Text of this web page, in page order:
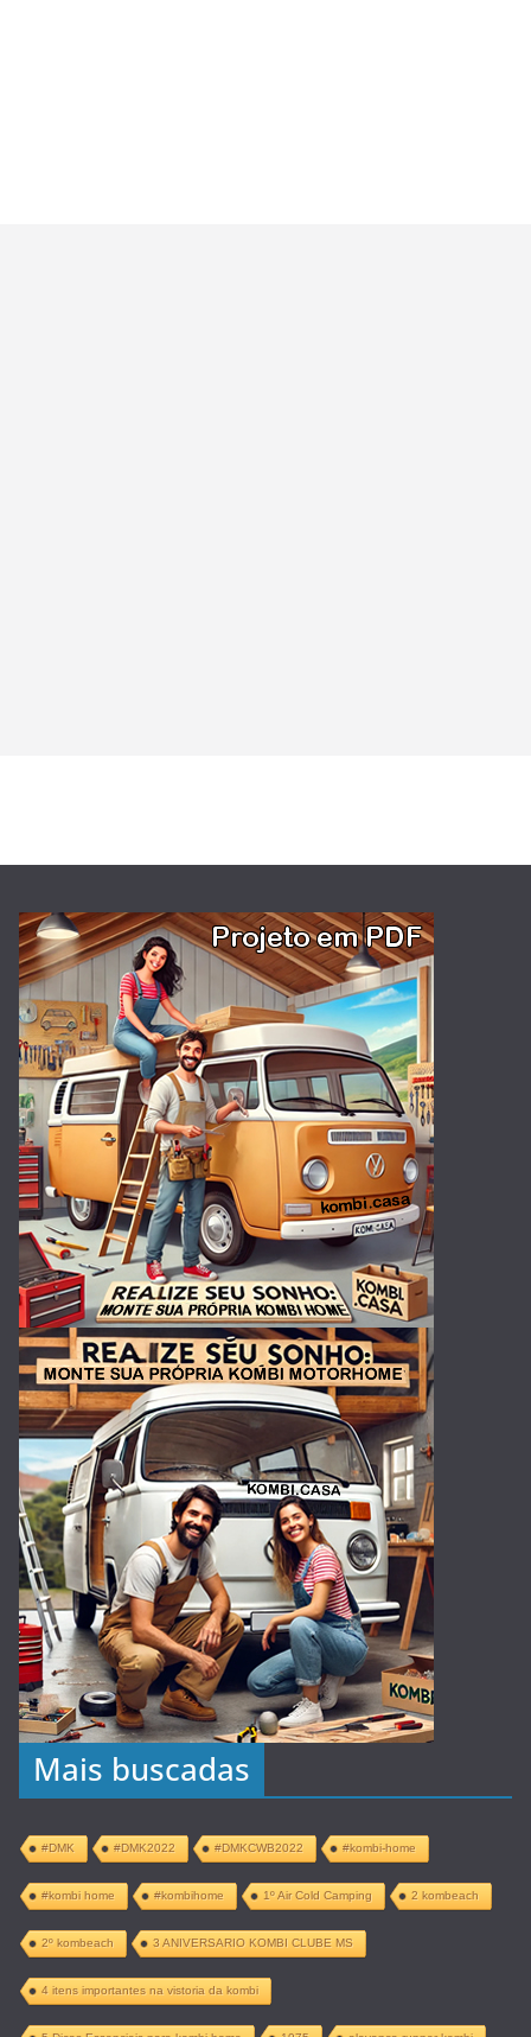
Mais buscadas
#DMK #DMK2022 #DMKCWB2022 #kombi-home
#kombi home #kombihome 1º Air Cold Camping 2 kombeach
2º kombeach 3 ANIVERSARIO KOMBI CLUBE MS
4 itens importantes na vistoria da kombi